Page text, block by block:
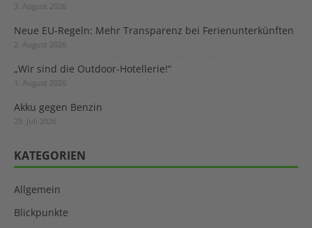
3. August 2026
Neue EU-Regeln: Mehr Transparenz bei Ferienunterkünften
2. August 2026
„Wir sind die Outdoor-Hotellerie!“
1. August 2026
Akku gegen Benzin
29. Juli 2026
KATEGORIEN
Allgemein
Blickpunkte